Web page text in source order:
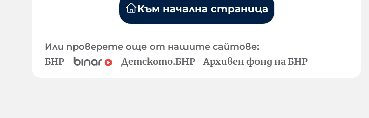
Към начална страница
Или проверете още от нашите сайтове:
БНР Детското.БНР Архивен фонд на БНР